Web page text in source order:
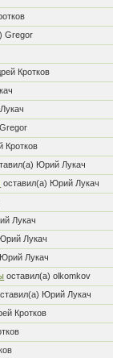
Gregor
Кротков
Кротков
Юрий Лукач
оставил(а) Юрий Лукач
Лукач
Лукач
Лукач
оставил(а) olkomkov
Юрий Лукач
Кротков